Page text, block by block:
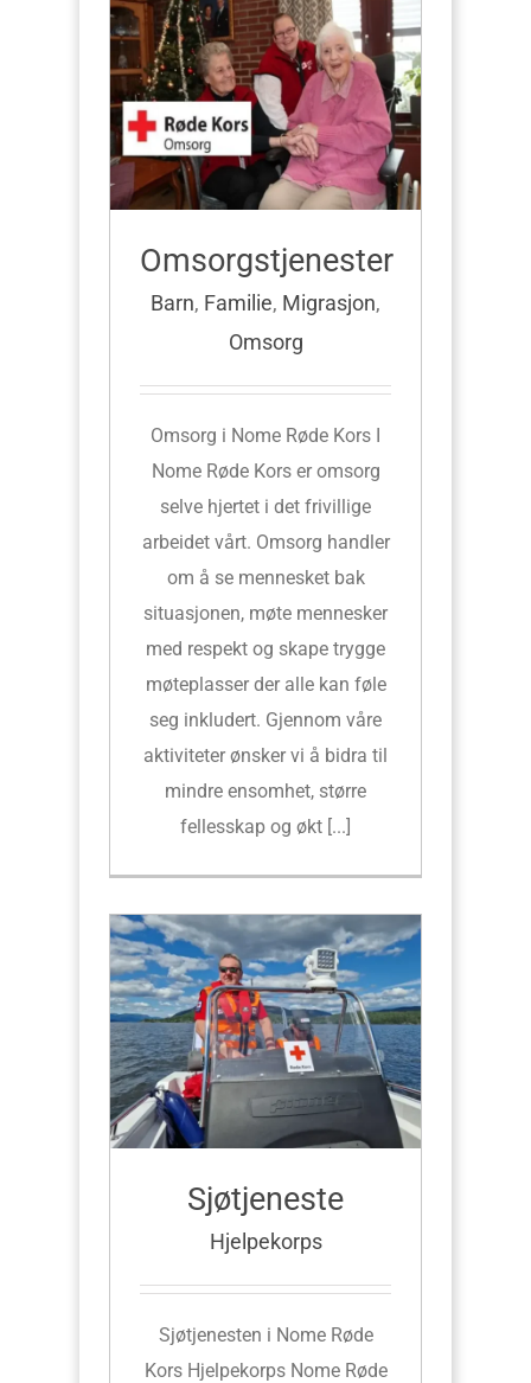
Omsorgstjenester
Barn, Familie, Migrasjon,
Omsorg
Omsorg i Nome Røde Kors I
Nome Røde Kors er omsorg
selve hjertet i det frivillige
arbeidet vårt. Omsorg handler
om å se mennesket bak
situasjonen, møte mennesker
med respekt og skape trygge
møteplasser der alle kan føle
seg inkludert. Gjennom våre
aktiviteter ønsker vi å bidra til
mindre ensomhet, større
fellesskap og økt [...]
Sjøtjeneste
Hjelpekorps
Sjøtjenesten i Nome Røde
Kors Hjelpekorps Nome Røde